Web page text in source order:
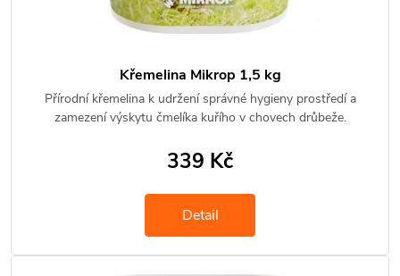
Křemelina Mikrop 1,5 kg
Přírodní křemelina k udržení správné hygieny prostředí a
zamezení výskytu čmelíka kuřího v chovech drůbeže.
339 Kč
Detail